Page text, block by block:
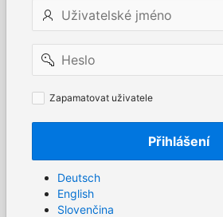
Uživatelské
jméno
Heslo
Zapamatovat
Zapamatovat uživatele
Přihlášení
Deutsch
English
Slovenčina